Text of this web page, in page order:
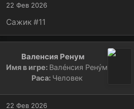
22 Фев 2026
Сажик #11
Валенсия Ренум
Имя в игре: Валéнсия Ренýм
Раса: Человек
22 Фев 2026